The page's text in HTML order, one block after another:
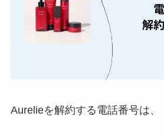
ベ
詳
ユ
ま
なに
Aurelieを解約する電話番号は、